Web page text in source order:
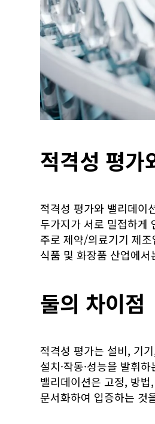
적격성 평가
적격성 평가와 밸리데이
두가지가 서로 밀접하게
주로 제약/의료기기 제
식품 및 화장품 산업에
둘의 차이점
적격성 평가는 설비, 기
설치·작동·성능을 발휘
밸리데이션은 고정, 방
문서화하여 입증하는 것